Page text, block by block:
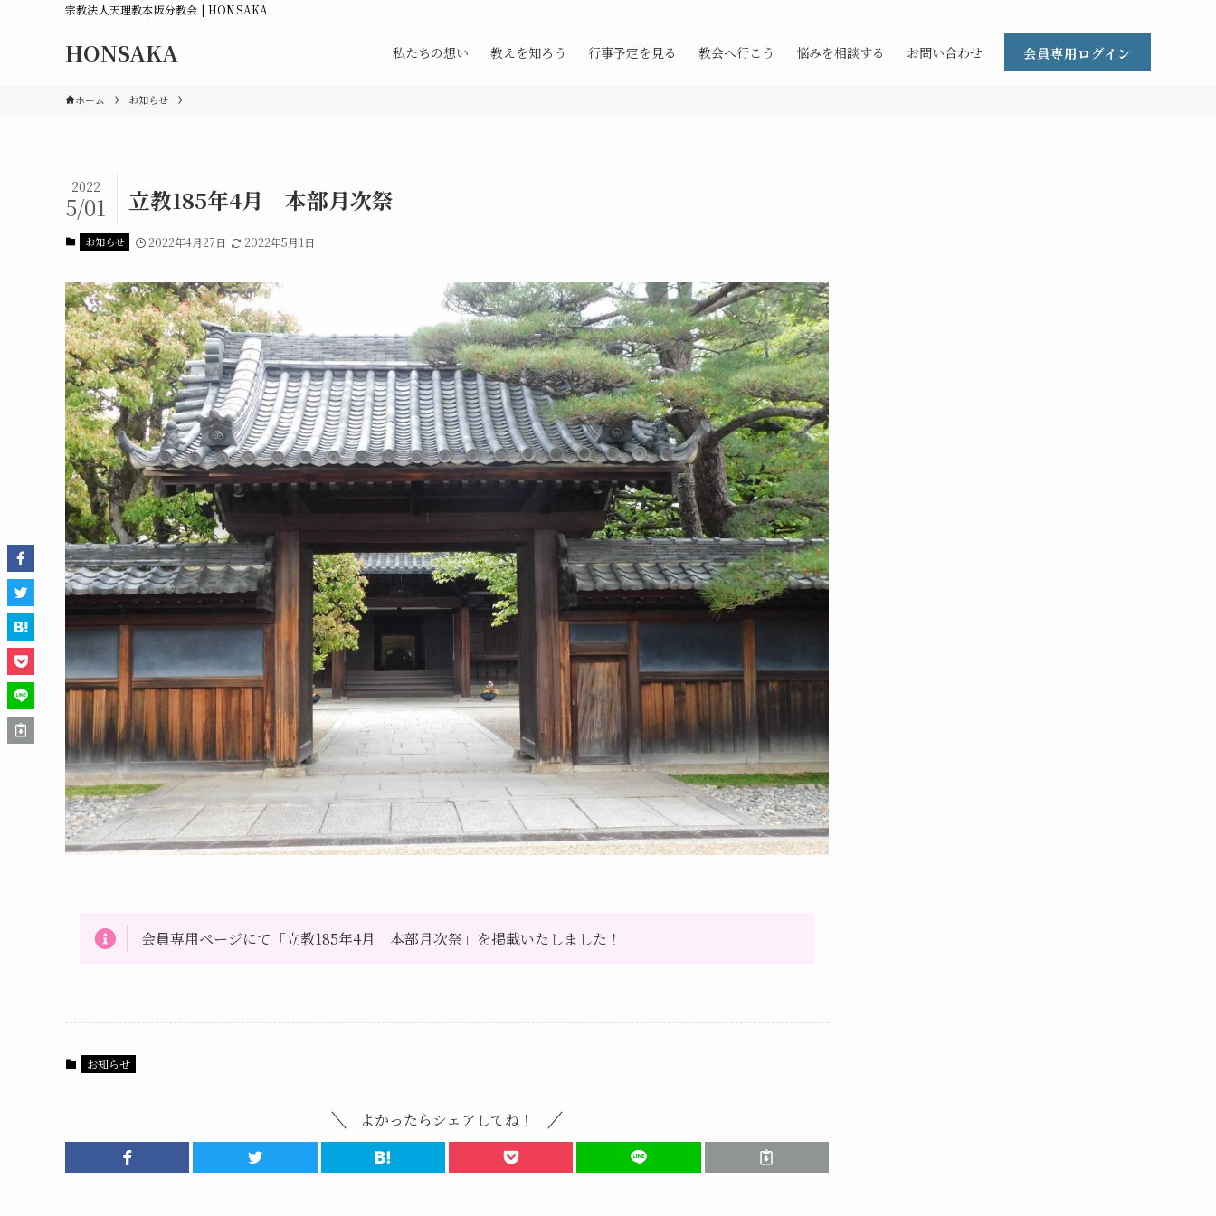
宗教法人天理教本阪分教会 | HONSAKA
HONSAKA 私たちの想い 教えを知ろう 行事予定を見る 教会へ行こう 悩みを相談する お問い合わせ 会員専用ログイン
ホーム お知らせ
立教185年4月 本部月次祭
2022
5/01
お知らせ 2022年4月27日 2022年5月1日
会員専用ページにて「立教185年4月 本部月次祭」を掲載いたしました！
お知らせ
よかったらシェアしてね！